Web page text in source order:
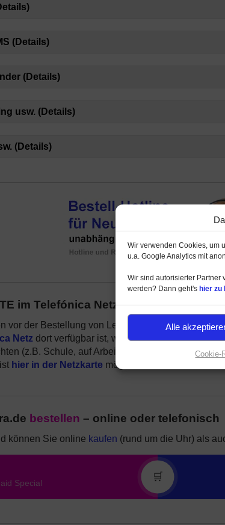
Wir verwenden Cookies, um
u.a. Google Analytics mit
Wir sind autorisierter Partner
werden? Dann geht's hier zu
Alle
Cookie-
(Details)
(Details)
usw. (Details)
(Details)
im Telefónica Netz mit Lebara HELLO!
vor der Bestellung von Lebara HELLO! M Prepaid
Netz dort verfügbar ist, wo Sie den Handytarif
(z.B. Schule, auf Arbeit usw.). Die
hier in der Netzkarte möglich.
bestellen – online oder telefonisch
können Sie online kaufen (rund um die Uhr) als
Special
🛒